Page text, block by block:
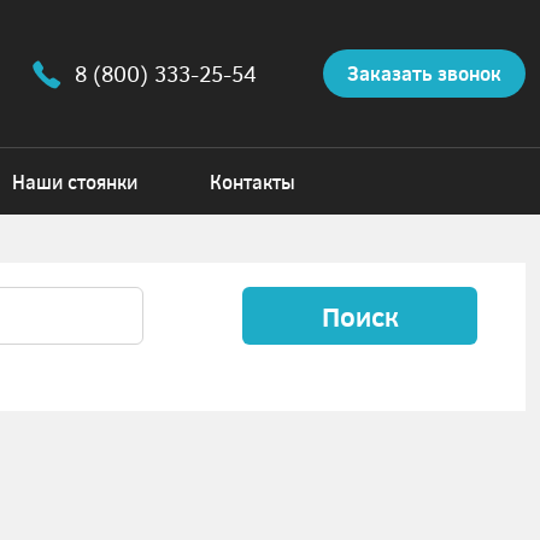
8 (800) 333-25-54 Заказать звонок
Наши стоянки Контакты
Поиск